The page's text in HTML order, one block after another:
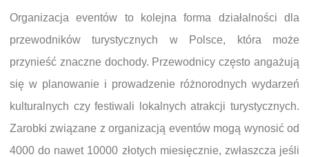
Organizacja eventów to kolejna forma działalności dla
przewodników turystycznych w Polsce, która może
przynieść znaczne dochody. Przewodnicy często angażują
się w planowanie i prowadzenie różnorodnych wydarzeń
kulturalnych czy festiwali lokalnych atrakcji turystycznych.
Zarobki związane z organizacją eventów mogą wynosić od
4000 do nawet 10000 złotych miesięcznie, zwłaszcza jeśli